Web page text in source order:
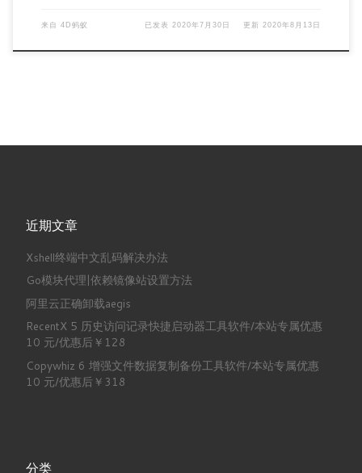
来自 4D蚂蚁 已发表2020年7月30日 更新2020年8月13日
近期文章
Xshell终端中文乱码解决办法
Go模块代理|依赖镜像站设置方法
阿里云正确卸载aegis
RecentX 5 历史访问记录快捷启动器工具软件/本站专属优惠
10 元/优惠后￥128
Copywhiz 6 增强文件数据复制备份工具软件/本站专属优惠
10 元/优惠后￥318
分类